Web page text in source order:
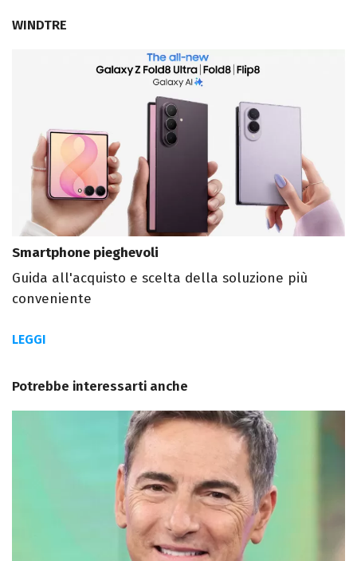
WINDTRE
Smartphone pieghevoli
Guida all'acquisto e scelta della soluzione più
conveniente
LEGGI
Potrebbe interessarti anche